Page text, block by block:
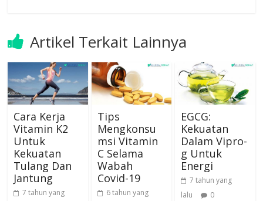
Artikel Terkait Lainnya
Cara Kerja
Vitamin K2
Untuk
Kekuatan
Tulang Dan
Jantung
7 tahun yang
Tips
Mengkonsu
msi Vitamin
C Selama
Wabah
Covid-19
6 tahun yang
EGCG:
Kekuatan
Dalam Vipro-
g Untuk
Energi
7 tahun yang
lalu
0